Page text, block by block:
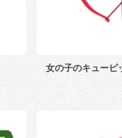
女の子のキューピ